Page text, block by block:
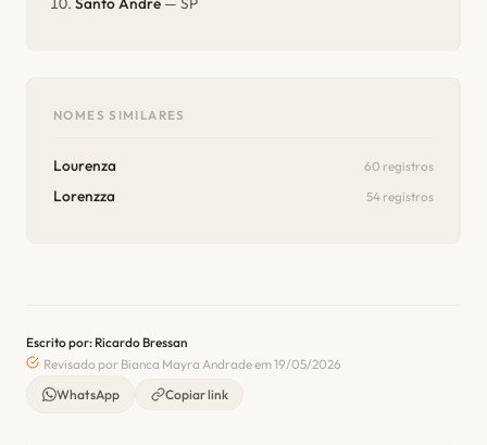
NOMES SIMILARES
Lourenza 60 registros
Lorenzza 54 registros
Escrito por: Ricardo Bressan
Revisado por Bianca Mayra Andrade em 19/05/2026
WhatsApp
Copiar link